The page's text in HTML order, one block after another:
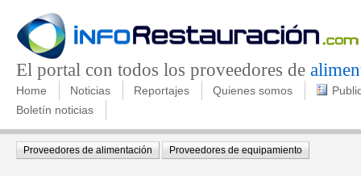
El portal con todos los proveedores de
Home Noticias Reportajes Quienes somos
Boletín noticias
Proveedores de alimentación Proveedores de equipamiento